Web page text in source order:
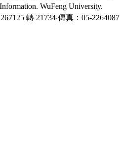
WuFeng University.
轉 21734‧傳真：05-2264087